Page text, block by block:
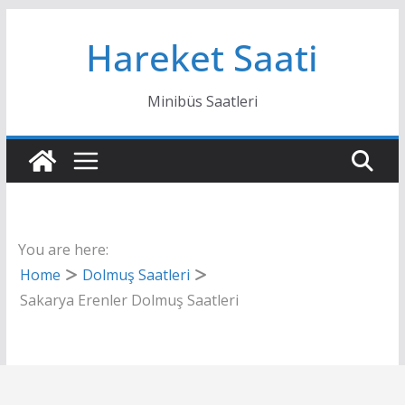
Hareket Saati
Minibüs Saatleri
You are here:
Home
Dolmuş Saatleri
Sakarya Erenler Dolmuş Saatleri